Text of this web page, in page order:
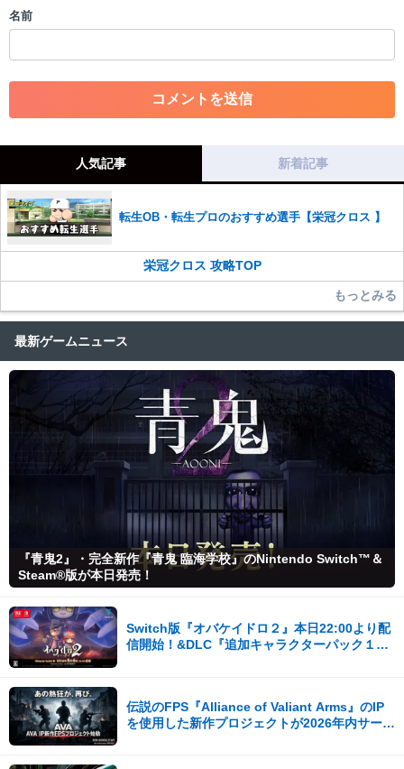
・一度削除された投稿を再び投稿すること
・アカウントの売買など金銭が絡む内容の投稿
・各ゲームのネタバレを含む内容の投稿
・その他、管理者が不適切と判断した投稿
だけますでしょうか。
コメントの削除を申請する※投稿内容を確認後、順次対応さ
せていただきます。ご了承ください。
※一度削除したコメントは復元ができませんのでご注意くだ
また、過度な利用規約の違反や、弊社に損害の及ぶ内容の書き込みがあ
った場合は、法的措置をとらせていただく場合もございますので、あら
名前
人気記事 新着記事
転生OB・転生プロのおすすめ選手【栄冠クロス 】
栄冠クロス 攻略TOP
もっとみる
最新ゲームニュース
『青鬼2』・完全新作『青鬼 臨海学校』のNintendo Switch™＆
Steam®版が本日発売！
Switch版『オバケイドロ２』本日22:00より配
信開始！&DLC『追加キャラクターパック１』
伝説のFPS『Alliance of Valiant Arms』のIP
を使用した新作プロジェクトが2026年内サービ